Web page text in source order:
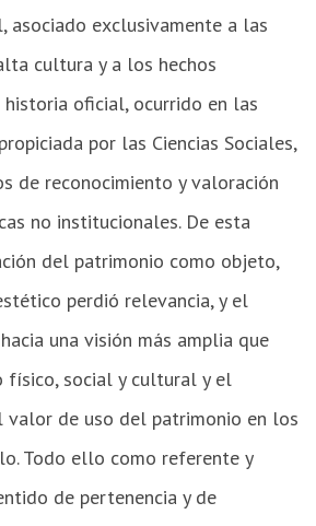
asociado exclusivamente a las
cultura y a los hechos
oficial, ocurrido en las
por las Ciencias Sociales,
de reconocimiento y valoración
no institucionales. De esta
del patrimonio como objeto,
perdió relevancia, y el
una visión más amplia que
físico, social y cultural y el
valor de uso del patrimonio en los
Todo ello como referente y
de pertenencia y de